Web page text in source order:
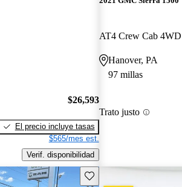
$26,593
El precio incluye tasas
$565/mes est.
Verif. disponibilidad
AT4 Crew Cab 4WD
Hanover, PA
97 millas
Trato justo
Guarda este Aviso